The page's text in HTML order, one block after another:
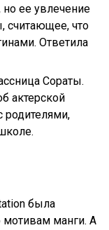
но ее увлечение
считающее, что
Ответила
Сораты.
актерской
родителями,
была
манги. А